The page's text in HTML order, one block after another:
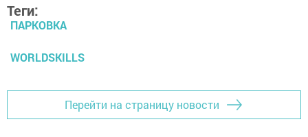
Теги:
ПАРКОВКА
WORLDSKILLS
Перейти на страницу новости